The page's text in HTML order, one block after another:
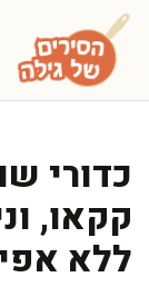
לדלג
לתוכן
כדורי
קקאו,
ללא